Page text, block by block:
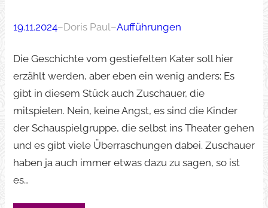
19.11.2024–Doris Paul–Aufführungen
Die Geschichte vom gestiefelten Kater soll hier
erzählt werden, aber eben ein wenig anders: Es
gibt in diesem Stück auch Zuschauer, die
mitspielen. Nein, keine Angst, es sind die Kinder
der Schauspielgruppe, die selbst ins Theater gehen
und es gibt viele Überraschungen dabei. Zuschauer
haben ja auch immer etwas dazu zu sagen, so ist
es…